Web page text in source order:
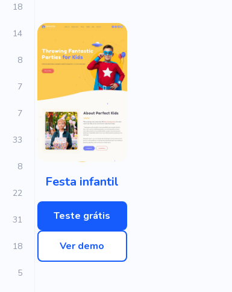
18
14
8
7
7
33
8
22
31
18
5
Festa infantil
Teste grátis
Ver demo